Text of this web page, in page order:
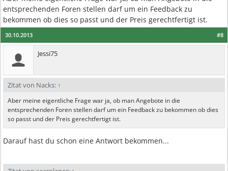
entsprechenden Foren stellen darf um ein Feedback zu
bekommen ob dies so passt und der Preis gerechtfertigt ist.
#8
30.10.2013
Jessi75
Zitat von Nacks: ↑
Aber meine eigentliche Frage war ja, ob man Angebote in die
entsprechenden Foren stellen darf um ein Feedback zu bekommen ob dies
so passt und der Preis gerechtfertigt ist.
Darauf hast du schon eine Antwort bekommen...